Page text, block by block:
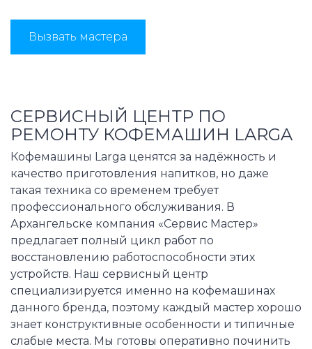
Вызвать мастера
СЕРВИСНЫЙ ЦЕНТР ПО
РЕМОНТУ КОФЕМАШИН LARGA
Кофемашины Larga ценятся за надёжность и
качество приготовления напитков, но даже
такая техника со временем требует
профессионального обслуживания. В
Архангельске компания «Сервис Мастер»
предлагает полный цикл работ по
восстановлению работоспособности этих
устройств. Наш сервисный центр
специализируется именно на кофемашинах
данного бренда, поэтому каждый мастер хорошо
знает конструктивные особенности и типичные
слабые места. Мы готовы оперативно починить